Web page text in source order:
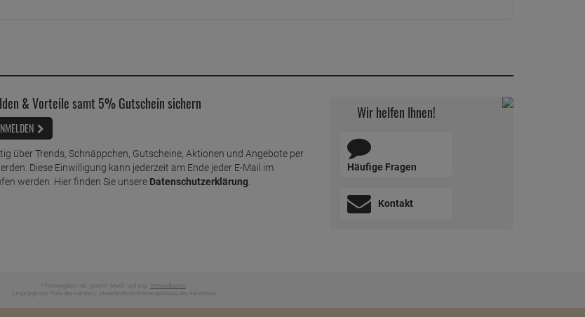
& Vorteile samt 5% Gutschein sichern
über Trends, Schnäppchen, Gutscheine, Aktionen und Angebote per
Diese Einwilligung kann jederzeit am Ende jeder E-Mail im
werden. Hier finden Sie unsere Datenschutzerklärung.
Wir helfen Ihnen!
Häufige Fragen
Kontakt
* Preisangaben inkl. gesetzl. MwSt. und zzgl. Versandkosten
Ursprünglicher Preis des Händlers, Unverbindliche Preisempfehlung des Herstellers